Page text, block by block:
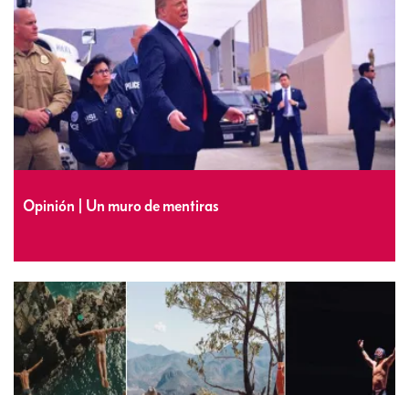
Opinión | Un muro de mentiras